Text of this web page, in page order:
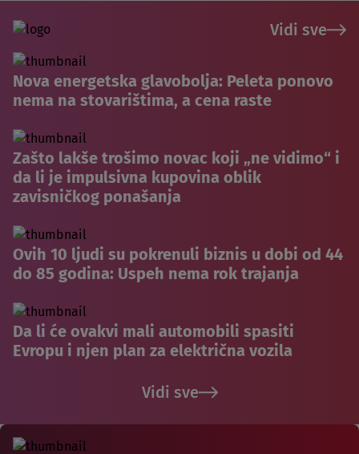
Vidi sve
Nova energetska glavobolja: Peleta ponovo
nema na stovarištima, a cena raste
Zašto lakše trošimo novac koji „ne vidimo“ i
da li je impulsivna kupovina oblik
zavisničkog ponašanja
Ovih 10 ljudi su pokrenuli biznis u dobi od 44
do 85 godina: Uspeh nema rok trajanja
Da li će ovakvi mali automobili spasiti
Evropu i njen plan za električna vozila
Vidi sve